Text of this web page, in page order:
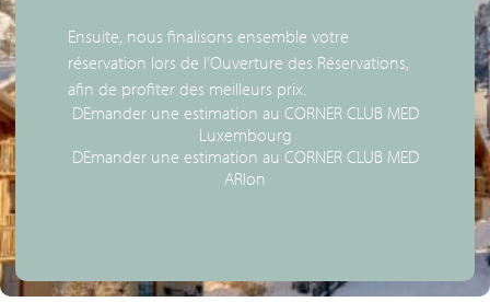
Ensuite, nous finalisons ensemble votre
réservation lors de l’Ouverture des Réservations,
afin de profiter des meilleurs prix.
DEmander une estimation au CORNER CLUB MED
Luxembourg
DEmander une estimation au CORNER CLUB MED
ARlon